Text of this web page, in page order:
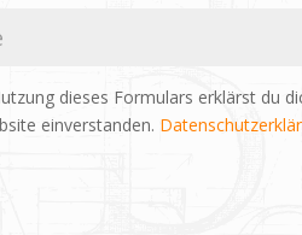
dieses Formulars erklärst du
einverstanden.